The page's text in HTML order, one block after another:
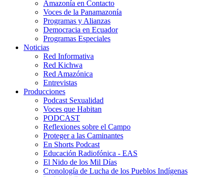
Amazonía en Contacto
Voces de la Panamazonía
Programas y Alianzas
Democracia en Ecuador
Programas Especiales
Noticias
Red Informativa
Red Kichwa
Red Amazónica
Entrevistas
Producciones
Podcast Sexualidad
Voces que Habitan
PODCAST
Reflexiones sobre el Campo
Proteger a las Caminantes
En Shorts Podcast
Educación Radiofónica - EAS
El Nido de los Mil Días
Cronología de Lucha de los Pueblos Indígenas